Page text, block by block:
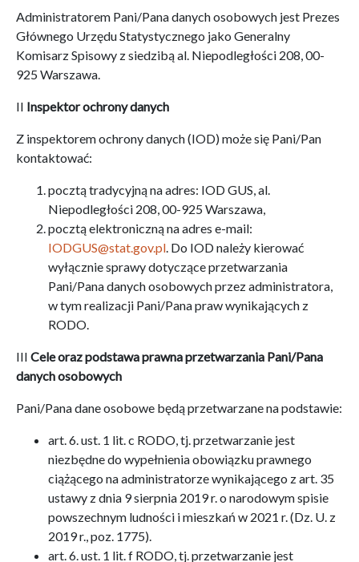
Administratorem Pani/Pana danych osobowych jest Prezes
Głównego Urzędu Statystycznego jako Generalny
Komisarz Spisowy z siedzibą al. Niepodległości 208, 00-
925 Warszawa.
II Inspektor ochrony danych
Z inspektorem ochrony danych (IOD) może się Pani/Pan
kontaktować:
pocztą tradycyjną na adres: IOD GUS, al.
Niepodległości 208, 00-925 Warszawa,
pocztą elektroniczną na adres e-mail:
IODGUS@stat.gov.pl. Do IOD należy kierować
wyłącznie sprawy dotyczące przetwarzania
Pani/Pana danych osobowych przez administratora,
w tym realizacji Pani/Pana praw wynikających z
RODO.
III Cele oraz podstawa prawna przetwarzania Pani/Pana
danych osobowych
Pani/Pana dane osobowe będą przetwarzane na podstawie:
art. 6. ust. 1 lit. c RODO, tj. przetwarzanie jest
niezbędne do wypełnienia obowiązku prawnego
ciążącego na administratorze wynikającego z art. 35
ustawy z dnia 9 sierpnia 2019 r. o narodowym spisie
powszechnym ludności i mieszkań w 2021 r. (Dz. U. z
2019 r., poz. 1775).
art. 6. ust. 1 lit. f RODO, tj. przetwarzanie jest